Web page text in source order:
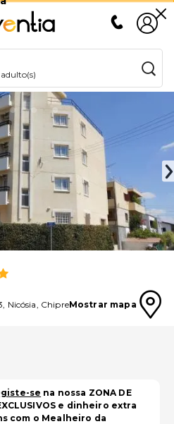
, Nicósia, ChipreMostrar mapa
se na nossa ZONA DE
e dinheiro extra
com o Mealheiro da